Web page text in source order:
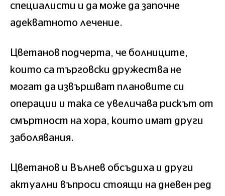
специалисти и да може да започне
адекватното лечение.
Цветанов подчерта, че болниците,
които са търговски дружества не
могат да извършват плановите си
операции и така се увеличава рискът от
смъртност на хора, които имат други
заболявания.
Цветанов и Вълнев обсъдиха и други
актуални въпроси стоящи на дневен ред